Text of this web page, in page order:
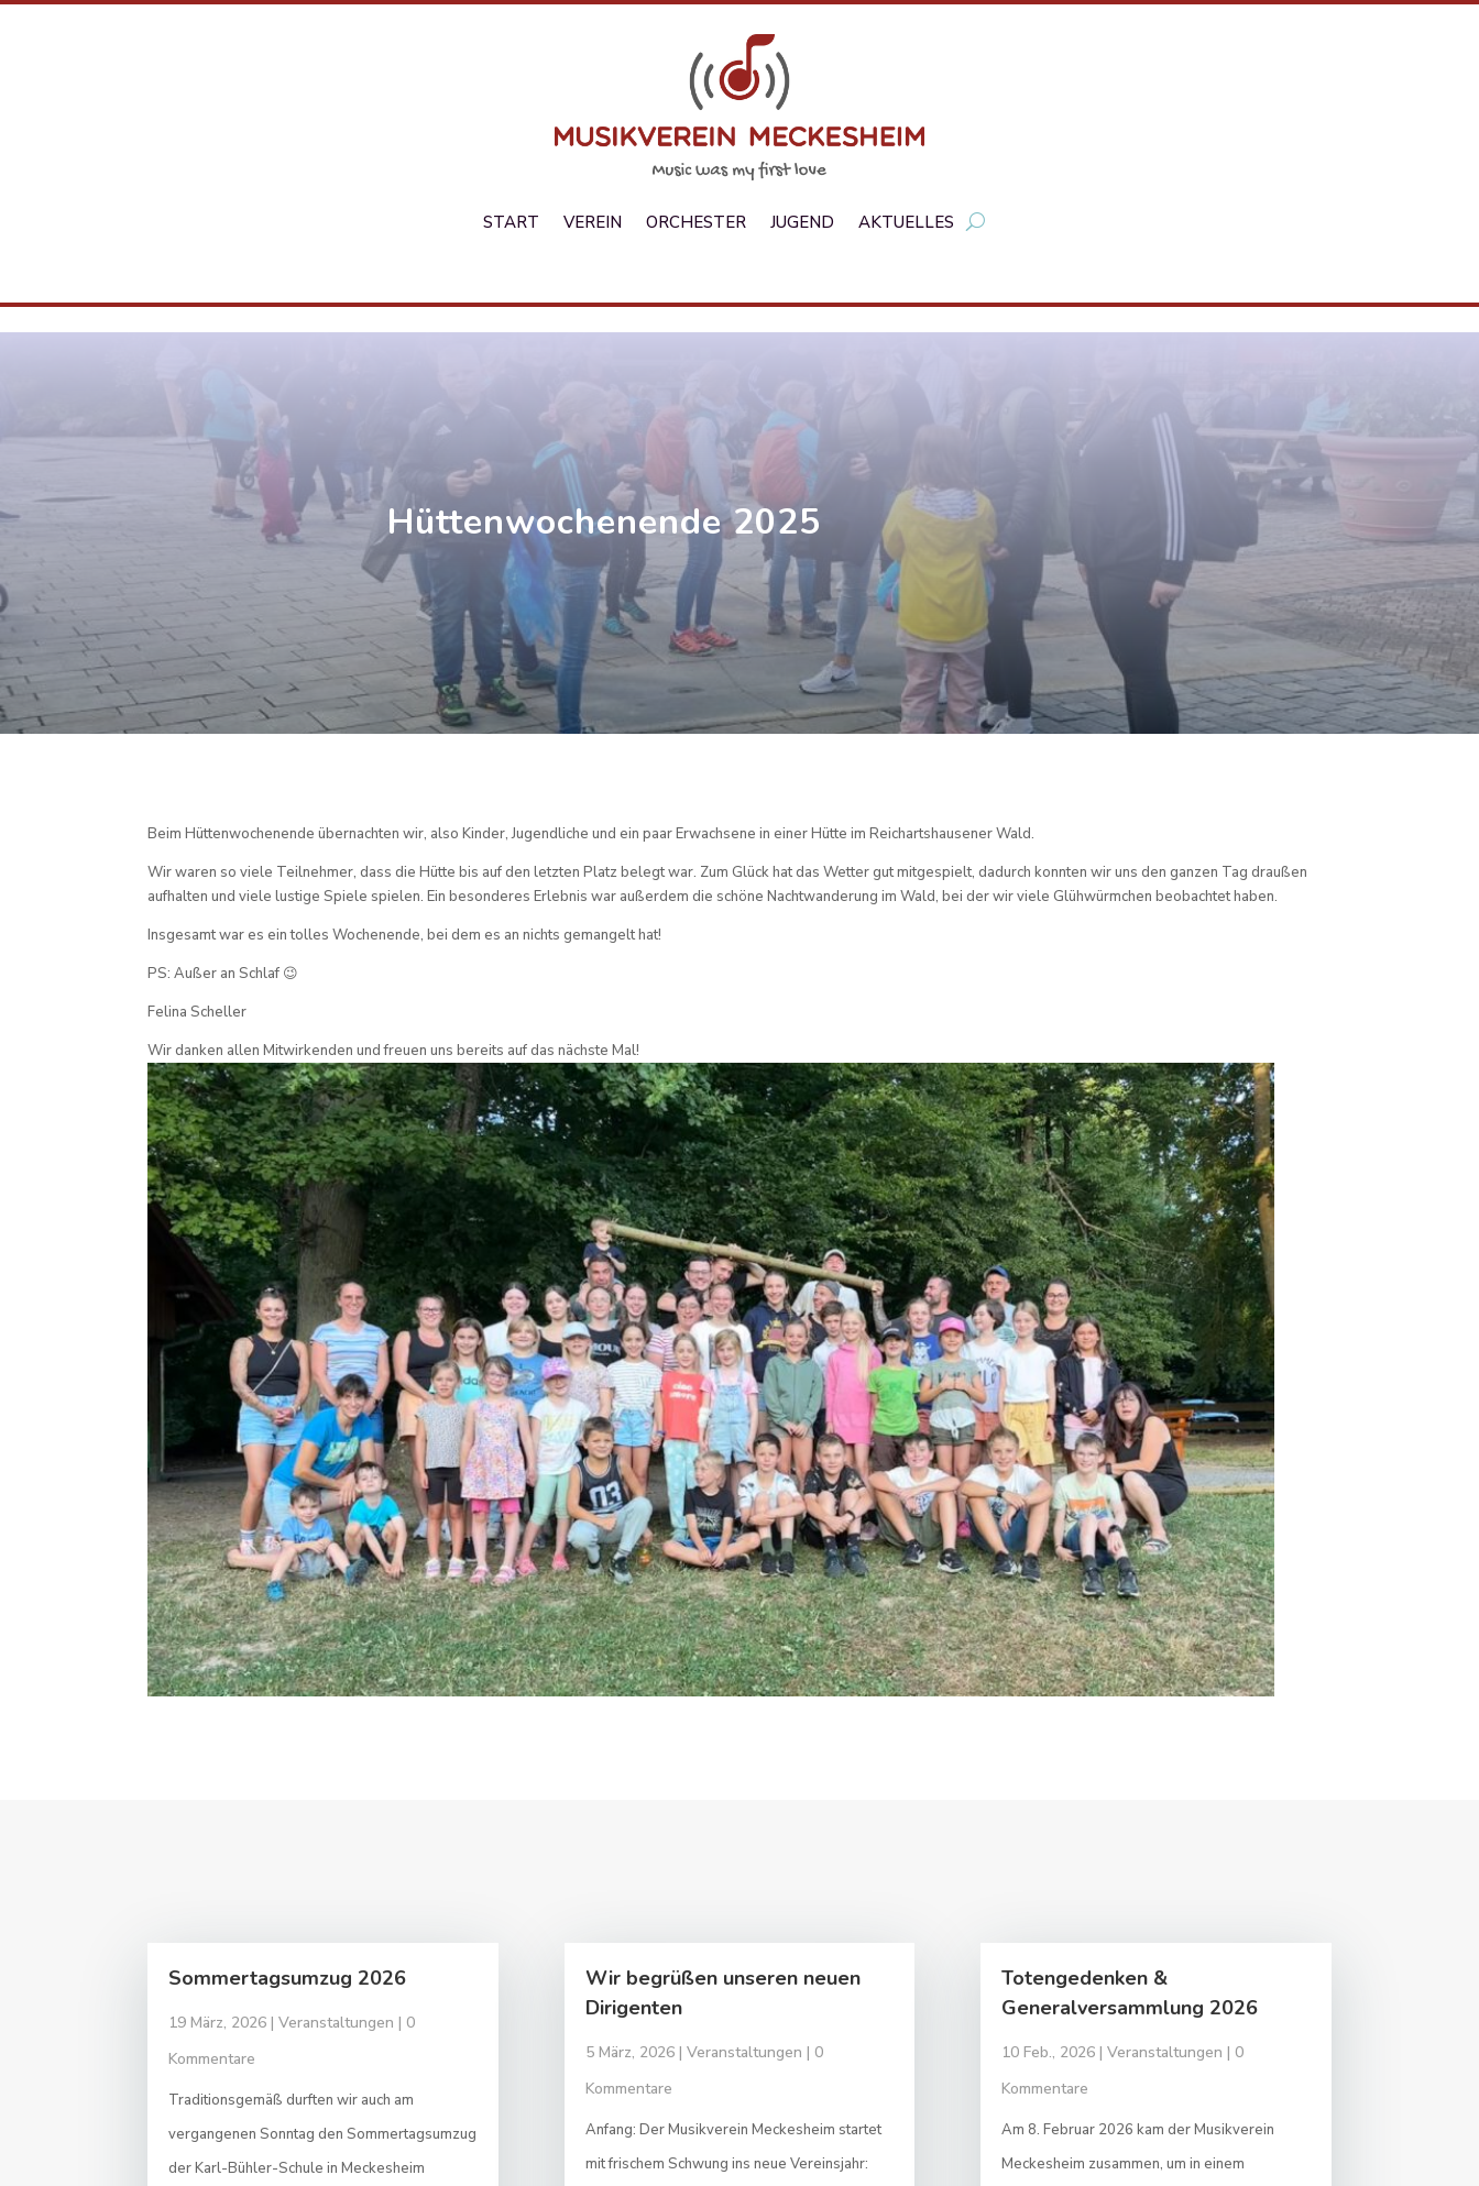
START VEREIN ORCHESTER JUGEND AKTUELLES
Hüttenwochenende 2025
Beim Hüttenwochenende übernachten wir, also Kinder, Jugendliche und ein paar Erwachsene in einer Hütte im Reichartshausener Wald.
Wir waren so viele Teilnehmer, dass die Hütte bis auf den letzten Platz belegt war. Zum Glück hat das Wetter gut mitgespielt, dadurch konnten wir uns den ganzen Tag draußen
aufhalten und viele lustige Spiele spielen. Ein besonderes Erlebnis war außerdem die schöne Nachtwanderung im Wald, bei der wir viele Glühwürmchen beobachtet haben.
Insgesamt war es ein tolles Wochenende, bei dem es an nichts gemangelt hat!
PS: Außer an Schlaf 😉
Felina Scheller
Wir danken allen Mitwirkenden und freuen uns bereits auf das nächste Mal!
Sommertagsumzug 2026
19 März, 2026 |Veranstaltungen | 0
Kommentare
Traditionsgemäß durften wir auch am
vergangenen Sonntag den Sommertagsumzug
der Karl-Bühler-Schule in Meckesheim
Wir begrüßen unseren neuen
Dirigenten
5 März, 2026| Veranstaltungen | 0
Kommentare
Anfang: Der Musikverein Meckesheim startet
mit frischem Schwung ins neue Vereinsjahr:
Totengedenken &
Generalversammlung 2026
10 Feb., 2026| Veranstaltungen | 0
Kommentare
Am 8. Februar 2026 kam der Musikverein
Meckesheim zusammen, um in einem